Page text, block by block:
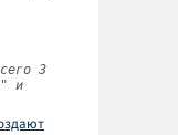
3
и